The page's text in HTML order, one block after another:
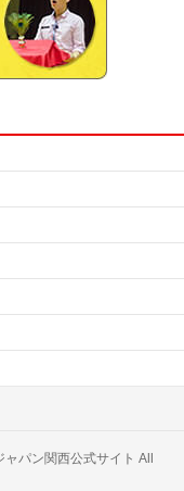
パン関西公式サイト All